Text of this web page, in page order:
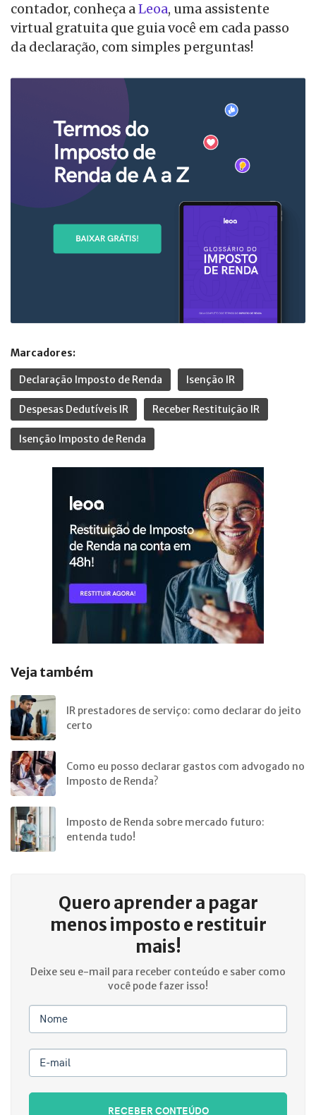
contador, conheça aLeoa, uma assistente
virtual gratuita que guia você em cada passo
da declaração, com simples perguntas!
Marcadores:
Declaração Imposto de Renda Isenção IR
Despesas Dedutíveis IR Receber Restituição IR
Isenção Imposto de Renda
Veja também
IR prestadores de serviço: como declarar do jeito
certo
Como eu posso declarar gastos com advogado no
Imposto de Renda?
Imposto de Renda sobre mercado futuro:
entenda tudo!
Quero aprender a pagar
menos imposto e restituir
mais!
Deixe seu e-mail para receber conteúdo e saber como
você pode fazer isso!
Nome
E-mail
RECEBER CONTEÚDO